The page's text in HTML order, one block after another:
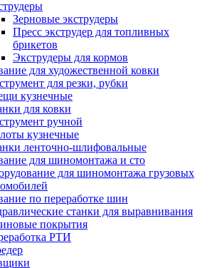
Зерновые экструдеры
Пресс экструдер для топливных
брикетов
Экструдеры для кормов
для художественной ковки
для резки, рубки
кузнечные
для ковки
ручной
кузнечные
ленточно-шлифовальные
для шиномонтажа и сто
для шиномонтажа грузовых
по переработке шин
станки для выравнивания
покрытия
РТИ